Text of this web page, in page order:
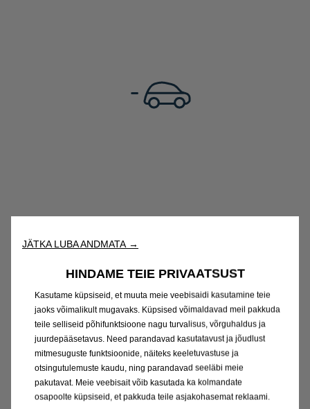
JÄTKA LUBA ANDMATA →
HINDAME TEIE PRIVAATSUST
Kasutame küpsiseid, et muuta meie veebisaidi kasutamine teie
jaoks võimalikult mugavaks. Küpsised võimaldavad meil pakkuda
teile selliseid põhifunktsioone nagu turvalisus, võrguhaldus ja
juurdepääsetavus. Need parandavad kasutatavust ja jõudlust
mitmesuguste funktsioonide, näiteks keeletuvastuse ja
otsingutulemuste kaudu, ning parandavad seeläbi meie
pakutavat. Meie veebisait võib kasutada ka kolmandate
osapoolte küpsiseid, et pakkuda teile asjakohasemat reklaami.